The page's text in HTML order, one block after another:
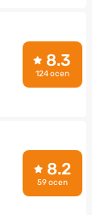
8.3
124 ocen
8.2
59 ocen